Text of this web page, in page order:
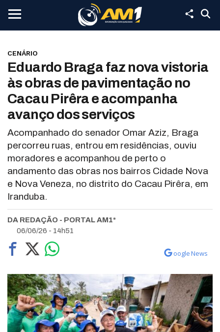
CENÁRIO
Eduardo Braga faz nova vistoria
às obras de pavimentação no
Cacau Pirêra e acompanha
avanço dos serviços
Acompanhado do senador Omar Aziz, Braga
percorreu ruas, entrou em residências, ouviu
moradores e acompanhou de perto o
andamento das obras nos bairros Cidade Nova
e Nova Veneza, no distrito do Cacau Pirêra, em
Iranduba.
DA REDAÇÃO - PORTAL AM1*
06/06/26 - 14h51
oogle News